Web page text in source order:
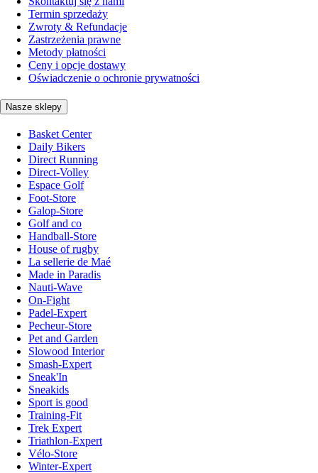
Termin sprzedaży
Zwroty & Refundacje
Zastrzeżenia prawne
Metody płatności
Ceny i opcje dostawy
Oświadczenie o ochronie prywatności
Nasze sklepy
Basket Center
Daily Bikers
Direct Running
Direct-Volley
Espace Golf
Foot-Store
Galop-Store
Golf and co
Handball-Store
House of rugby
La sellerie de Maé
Made in Paradis
Nauti-Wave
On-Fight
Padel-Expert
Pecheur-Store
Pet and Garden
Slowood Interior
Smash-Expert
Sneak'In
Sneakids
Sport is good
Training-Fit
Trek Expert
Triathlon-Expert
Vélo-Store
Winter-Expert